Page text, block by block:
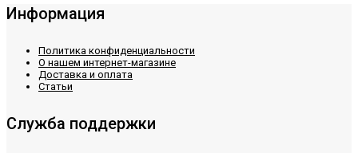
Информация
Политика конфиденциальности
О нашем интернет-магазине
Доставка и оплата
Статьи
Служба поддержки